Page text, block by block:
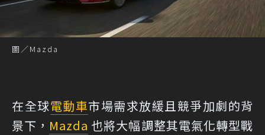
圖／Mazda
在全球電動車市場需求放緩且競爭加劇的背
景下， Mazda 也將大幅調整其電氣化轉型戰